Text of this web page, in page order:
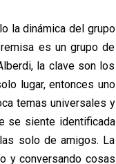
la dinámica del grupo
es un grupo de
la clave son los
lugar, entonces uno
temas universales y
se siente identificada
solo de amigos. La
y conversando cosas